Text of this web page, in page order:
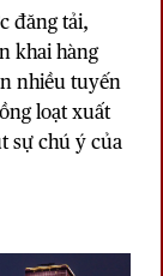
đăng tải,
khai hàng
nhiều tuyến
loạt xuất
sự chú ý của